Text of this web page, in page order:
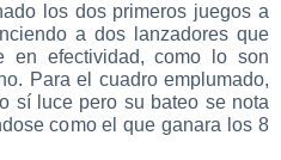
los dos primeros juegos a
a dos lanzadores que
efectividad, como lo son
Para el cuadro emplumado,
sí luce pero su bateo se nota
como el que ganara los 8